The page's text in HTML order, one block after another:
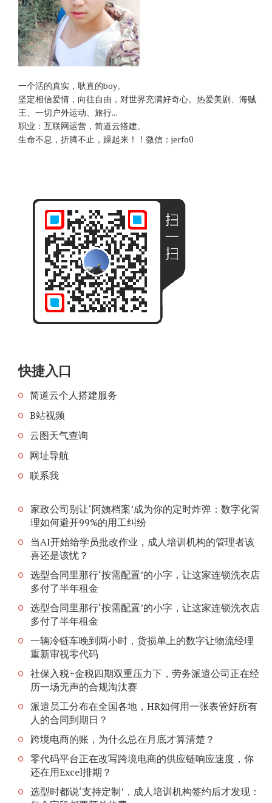
一个活的真实，耿直的boy。
坚定相信爱情，向往自由，对世界充满好奇心。热爱美剧、海贼
王、一切户外运动、旅行...
职业：互联网运营，简道云搭建。
生命不息，折腾不止，躁起来！！微信：jerfo0
快捷入口
简道云个人搭建服务
B站视频
云图天气查询
网址导航
联系我
家政公司别让‘阿姨档案’成为你的定时炸弹：数字化管
理如何避开99%的用工纠纷
当AI开始给学员批改作业，成人培训机构的管理者该
喜还是该忧？
选型合同里那行‘按需配置’的小字，让这家连锁洗衣店
多付了半年租金
选型合同里那行‘按需配置’的小字，让这家连锁洗衣店
多付了半年租金
一辆冷链车晚到两小时，货损单上的数字让物流经理
重新审视零代码
社保入税+金税四期双重压力下，劳务派遣公司正在经
历一场无声的合规淘汰赛
派遣员工分布在全国各地，HR如何用一张表管好所有
人的合同到期日？
跨境电商的账，为什么总在月底才算清楚？
零代码平台正在改写跨境电商的供应链响应速度，你
还在用Excel排期？
选型时都说‘支持定制’，成人培训机构签约后才发现：